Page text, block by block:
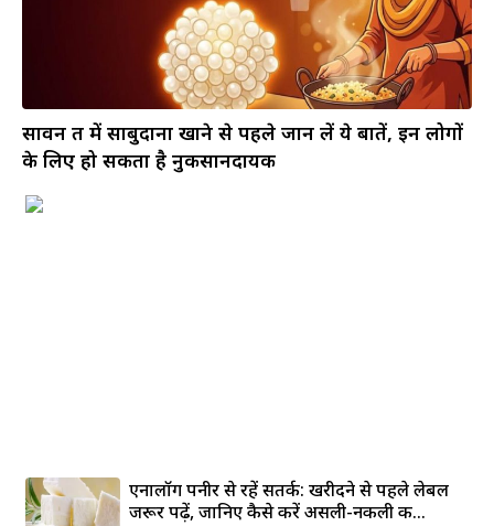
सावन व्रत में साबुदाना खाने से पहले जान लें ये बातें, इन लोगों
के लिए हो सकता है नुकसानदायक
एनालॉग पनीर से रहें सतर्क: खरीदने से पहले लेबल
जरूर पढ़ें, जानिए कैसे करें असली-नकली की...